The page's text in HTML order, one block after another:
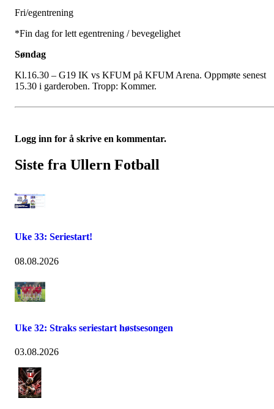
Fri/egentrening
*Fin dag for lett egentrening / bevegelighet
Søndag
Kl.16.30 – G19 IK vs KFUM på KFUM Arena. Oppmøte senest
15.30 i garderoben. Tropp: Kommer.
Logg inn for å skrive en kommentar.
Siste fra Ullern Fotball
Uke 33: Seriestart!
08.08.2026
Uke 32: Straks seriestart høstsesongen
03.08.2026